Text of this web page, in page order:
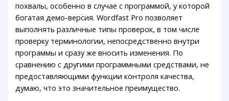
похвалы, особенно в случае с программой, у которой
богатая демо-версия. Wordfast Pro позволяет
выполнять различные типы проверок, в том числе
проверку терминологии, непосредственно внутри
программы и сразу же вносить изменения. По
сравнению с другими программными средствами, не
предоставляющими функции контроля качества,
думаю, что это значительное преимущество.